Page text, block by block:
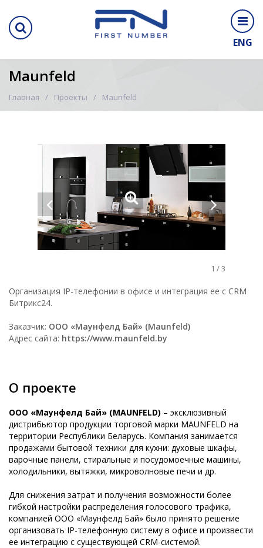
ENG
Maunfeld
Главная Проекты Maunfeld
1 /3
Организация IP-телефонии в офисе и интеграция ее с CRM
Битрикс24.
Заказчик: ООО «Маунфелд Бай» (Maunfeld)
Адрес сайта: https://www.maunfeld.by
О проекте
ООО «Маунфелд Бай» (MAUNFELD) – эксклюзивный
дистрибьютор продукции торговой марки MAUNFELD на
территории Республики Беларусь. Компания занимается
продажами бытовой техники для кухни: духовые шкафы,
варочные панели, стиральные и посудомоечные машины,
холодильники, вытяжки, микроволновые печи и др.
Для снижения затрат и получения возможности более
гибкой настройки распределения голосового трафика,
компанией ООО «Маунфелд Бай» было принято решение
организовать IP-телефонную систему в офисе и произвести
ее интеграцию с существующей CRM-системой.